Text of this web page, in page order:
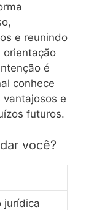
e reunindo
orientação
é
conhece
e
futuros.
você?
jurídica